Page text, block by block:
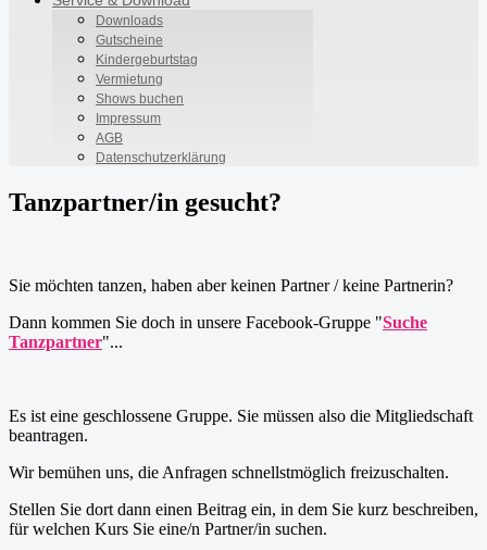
Downloads
Gutscheine
Kindergeburtstag
Vermietung
Shows buchen
Impressum
AGB
Datenschutzerklärung
Tanzpartner/in gesucht?
Sie möchten tanzen, haben aber keinen Partner / keine Partnerin?
Dann kommen Sie doch in unsere Facebook-Gruppe "Suche
Tanzpartner"...
Es ist eine geschlossene Gruppe. Sie müssen also die Mitgliedschaft
beantragen.
Wir bemühen uns, die Anfragen schnellstmöglich freizuschalten.
Stellen Sie dort dann einen Beitrag ein, in dem Sie kurz beschreiben,
für welchen Kurs Sie eine/n Partner/in suchen.